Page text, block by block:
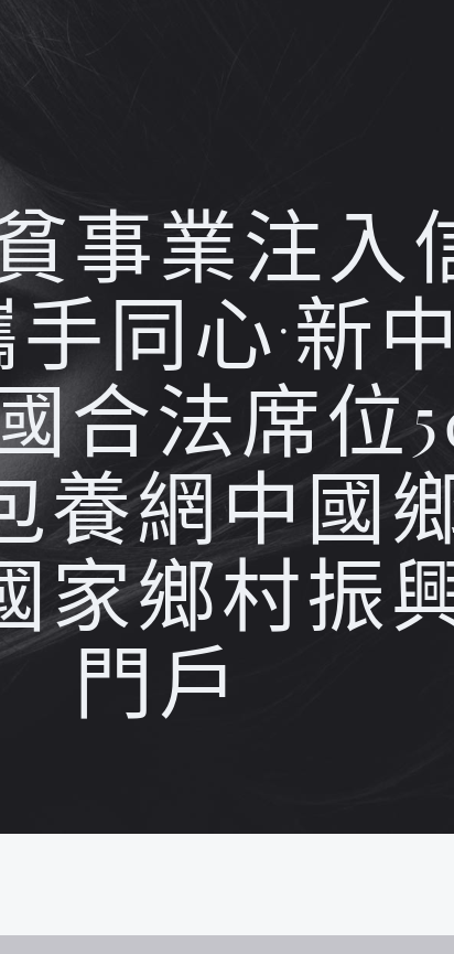
事業注入
同心·新
合法席位
養網中國
家鄉村振
門戶